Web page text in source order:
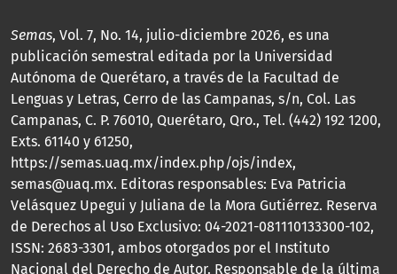
Semas, Vol. 7, No. 14, julio-diciembre 2026, es una
publicación semestral editada por la Universidad
Autónoma de Querétaro, a través de la Facultad de
Lenguas y Letras, Cerro de las Campanas, s/n, Col. Las
Campanas, C. P. 76010, Querétaro, Qro., Tel. (442) 192 1200,
Exts. 61140 y 61250,
https://semas.uaq.mx/index.php/ojs/index,
semas@uaq.mx. Editoras responsables: Eva Patricia
Velásquez Upegui y Juliana de la Mora Gutiérrez. Reserva
de Derechos al Uso Exclusivo: 04-2021-081110133300-102,
ISSN: 2683-3301, ambos otorgados por el Instituto
Nacional del Derecho de Autor. Responsable de la última